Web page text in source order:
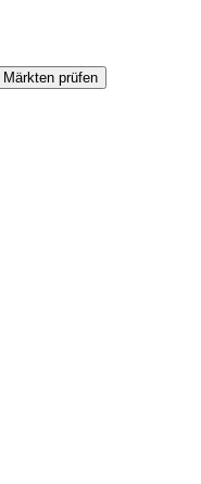
prüfen